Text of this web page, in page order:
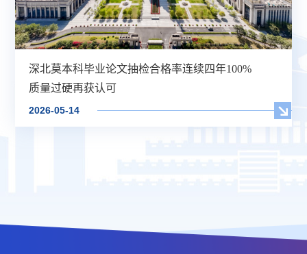
深北莫本科毕业论文抽检合格率连续四年100%
质量过硬再获认可
2026-05-14